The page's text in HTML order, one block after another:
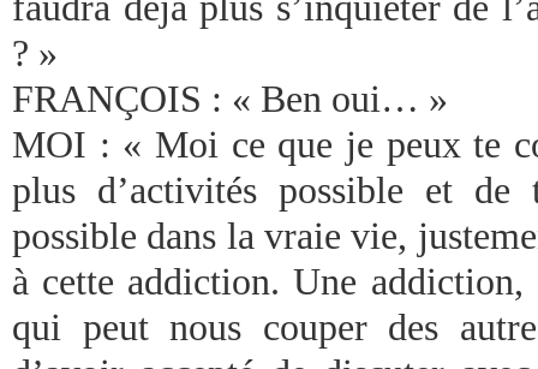
? »
FRANÇOIS : « Ben oui… »
MOI : « Moi ce que je peux te
plus d’activités possible et
possible dans la vraie vie,
à cette addiction. Une addiction,
qui peut nous couper des